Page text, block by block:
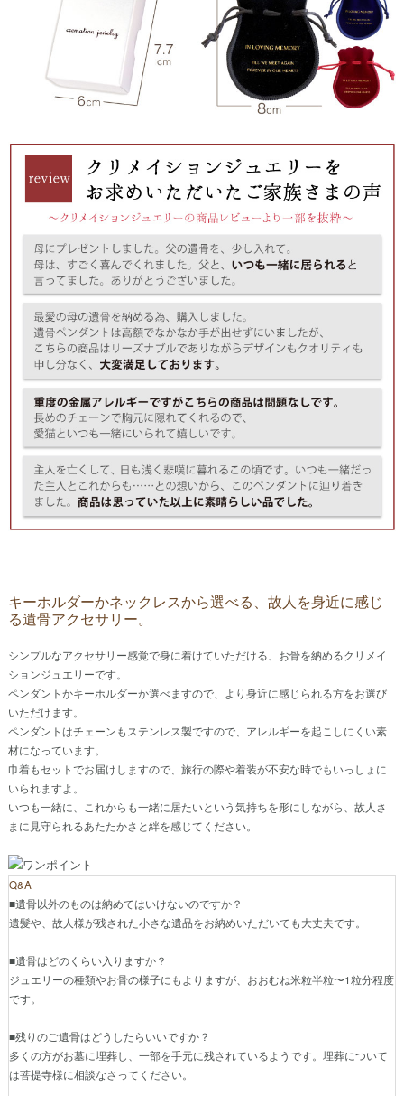
キーホルダーかネックレスから選べる、故人を身近に感じ
る遺骨アクセサリー。
シンプルなアクセサリー感覚で身に着けていただける、お骨を納めるクリメイ
ションジュエリーです。
ペンダントかキーホルダーか選べますので、より身近に感じられる方をお選び
いただけます。
ペンダントはチェーンもステンレス製ですので、アレルギーを起こしにくい素
材になっています。
巾着もセットでお届けしますので、旅行の際や着装が不安な時でもいっしょに
いられますよ。
いつも一緒に、これからも一緒に居たいという気持ちを形にしながら、故人さ
まに見守られるあたたかさと絆を感じてください。
Q&A
■遺骨以外のものは納めてはいけないのですか？
遺髪や、故人様が残された小さな遺品をお納めいただいても大丈夫です。
■遺骨はどのくらい入りますか？
ジュエリーの種類やお骨の様子にもよりますが、おおむね米粒半粒〜1粒分程度
です。
■残りのご遺骨はどうしたらいいですか？
多くの方がお墓に埋葬し、一部を手元に残されているようです。埋葬について
は菩提寺様に相談なさってください。